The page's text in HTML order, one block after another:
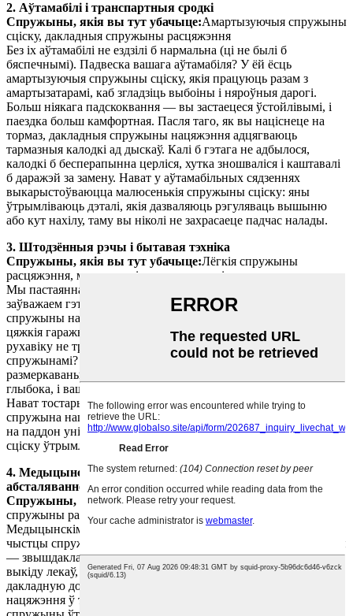
2. Аўтамабілі і транспартныя сродкі
Спружыны, якія вы тут убачыце:Амартызуючыя спружыны
сціску, дакладныя спружыны расцяжэння
Без іх аўтамабілі не ездзілі б нармальна (ці не былі б
бяспечнымі). Падвеска вашага аўтамабіля? У ёй ёсць
амартызуючыя спружыны сціску, якія працуюць разам з
амартызатарамі, каб згладзіць выбоіны і няроўныя дарогі.
Больш ніякага падскоквання — вы застаецеся ўстойлівымі, і
паездка больш камфортная. Пасля таго, як вы націснеце на
тормаз, дакладныя спружыны нацяжэння адцягваюць
тармазныя калодкі ад дыскаў. Калі б гэтага не адбылося,
калодкі б бесперапынна церліся, хутка зношваліся і каштавалі
б даражэй за замену. Нават у аўтамабільных сядзеннях
выкарыстоўваюцца малюсенькія спружыны сціску: яны
ўтрымліваюць дэталі, якія дазваляюць рэгуляваць вышыню
або кут нахілу, таму вы ніколі не захрасаеце падчас налады.
3. Штодзённыя рэчы і бытавая тэхніка
Спружыны, якія вы тут убачыце:Лёгкія спружыны
расцяжэння, малюсенькія спружыны сціску
Мы пастаянна карыстаемся гэтымі спружынамі і амаль не
заўважаем гэтага. Напрыклад, гаражныя вароты — лёгкія
спружыны нацяжэння ўраўнаважваюць вагу варот. Вось чаму
цяжкія гаражныя вароты можна падняць уручную (ці чаму
рухавіку не трэба працаваць звышурочна). Матрацы з
спружынамі? Гэтыя малюсенькія спружыны сціску
размеркаваны на вашу вагу, каб вы не апускаліся занадта
глыбока, і ваша спіна атрымлівала падтрымку падчас сну.
Нават тостары выкарыстоўваюць іх: калі ваш хлеб гатовы,
спружына нацяжэння падымае паддон. А калі вы націскаеце
на паддон уніз, каб пачаць падсмажваць? Невялікая спружына
сціску ўтрымлівае яго на месцы, пакуль хлеб не будзе гатовы.
4. Медыцынскія інструменты і высокадакладнае
абсталяванне
Спружыны, якія вы тут убачыце:Звышдакладныя
спружыны расцяжэння, спружыны сціску, устойлівыя да іржы
Медыцынскім прыладам патрэбныя дакладныя і трывалыя ў
чыстцы спружыны, і гэтыя падыходзяць. Напрыклад, шпрыцы
— звышдакладныя спружыны сціску кантралююць хуткасць
выкіду лекаў, каб лекар або медсястра маглі даць вам
дакладную дозу. Інвалідныя каляскі маюць спружыны
нацяжэння ў тармазах: калі вы блакуеце тормазы, гэтыя